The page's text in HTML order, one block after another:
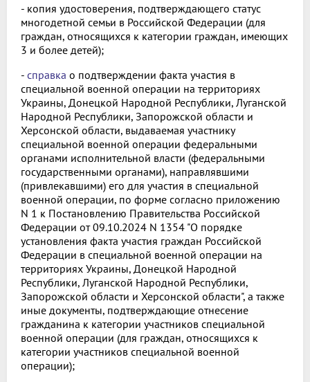
- копия удостоверения, подтверждающего статус
многодетной семьи в Российской Федерации (для
граждан, относящихся к категории граждан, имеющих
3 и более детей);
- справка о подтверждении факта участия в
специальной военной операции на территориях
Украины, Донецкой Народной Республики, Луганской
Народной Республики, Запорожской области и
Херсонской области, выдаваемая участнику
специальной военной операции федеральными
органами исполнительной власти (федеральными
государственными органами), направлявшими
(привлекавшими) его для участия в специальной
военной операции, по форме согласно приложению
N 1 к Постановлению Правительства Российской
Федерации от 09.10.2024 N 1354 "О порядке
установления факта участия граждан Российской
Федерации в специальной военной операции на
территориях Украины, Донецкой Народной
Республики, Луганской Народной Республики,
Запорожской области и Херсонской области", а также
иные документы, подтверждающие отнесение
гражданина к категории участников специальной
военной операции (для граждан, относящихся к
категории участников специальной военной
операции);